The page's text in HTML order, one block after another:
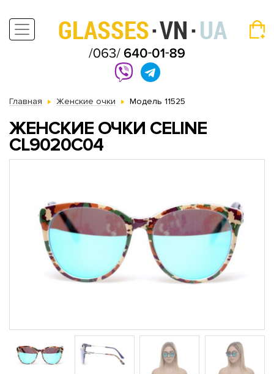
Главная Женские очки Модель 11525
ЖЕНСКИЕ ОЧКИ CELINE
CL9020C04